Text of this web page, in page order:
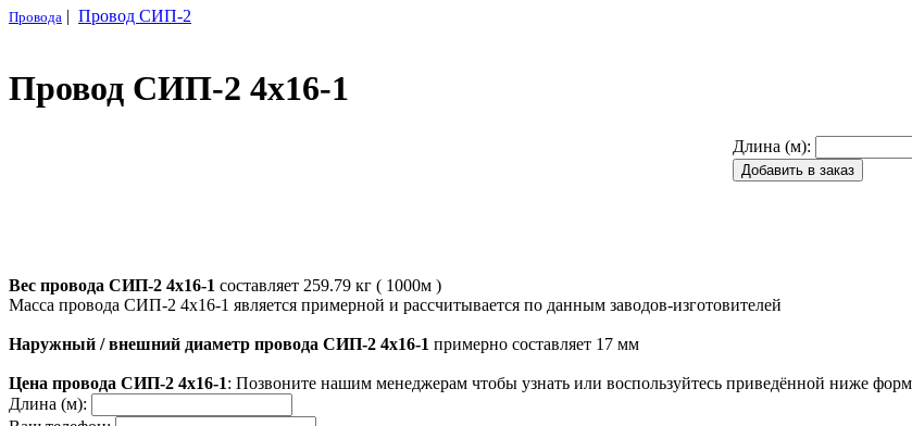
Провода | Провод СИП-2
Провод СИП-2 4х16-1
Длина (м):
Вес провода СИП-2 4х16-1 составляет 259.79 кг ( 1000м )
Масса провода СИП-2 4х16-1 является примерной и рассчитывается по данным заводов-изготовителей
Наружный / внешний диаметр провода СИП-2 4х16-1 примерно составляет 17 мм
Цена провода СИП-2 4х16-1: Позвоните нашим менеджерам чтобы узнать или воспользуйтесь приведённой ниже
Длина (м):